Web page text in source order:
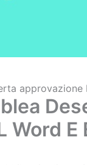
approvazione
Word E